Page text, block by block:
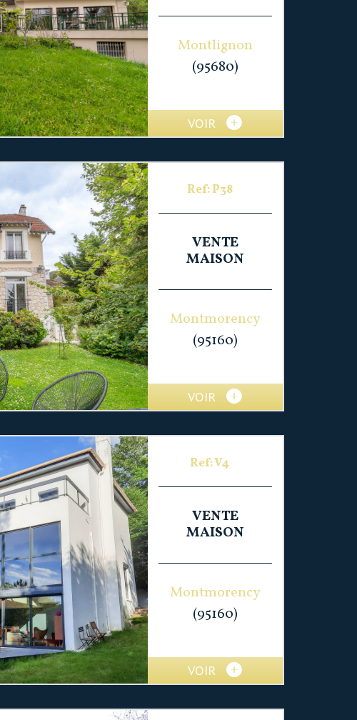
Montlignon
(95680)
VOIR
Ref: P38
VENTE
MAISON
Montmorency
(95160)
VOIR
Ref: V4
VENTE
MAISON
Montmorency
(95160)
VOIR